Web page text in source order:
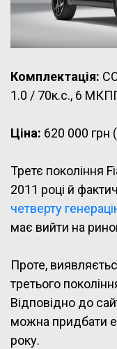
Комплектація:
1.0 / 70к.с., 6
Ціна: 620 000 грн
Третє покоління
2011 році й
четверту
має вийти на
Проте,
третього
Відповідно до
можна придбати
року.